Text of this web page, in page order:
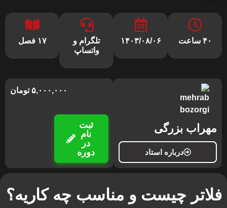
فلاتر چیست و مناسب چه کاریه؟
مهراب بزرگی
درباره استاد
ثبت
نام
در
دوره
۵,۰۰۰,۰۰۰ تومان
۴۰ ساعت ۱۴۰۳/۰۸/۰۶
تلگرام و
واتساپ
۱۷ فصل